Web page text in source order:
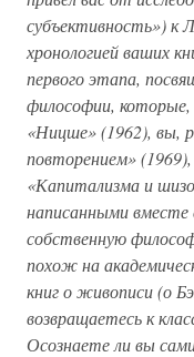
субъективность») к
хронологией ваших
первого этапа,
философии,
«Ницше» (1962), вы,
повторением»
«Капитализма и
написанными вместе
собственную
похож на
книг о живописи (о
возвращаетесь к
Осознаете ли вы